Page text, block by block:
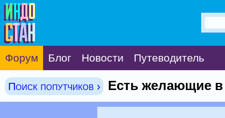
Форум Блог Новости Путеводитель
Поиск попутчиков › Есть желающие